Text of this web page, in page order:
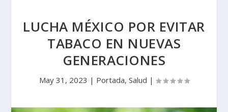
LUCHA MÉXICO POR EVITAR
TABACO EN NUEVAS
GENERACIONES
May 31, 2023 | Portada, Salud |